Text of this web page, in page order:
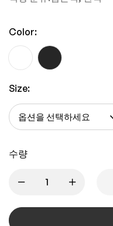
Color:
Size:
수량